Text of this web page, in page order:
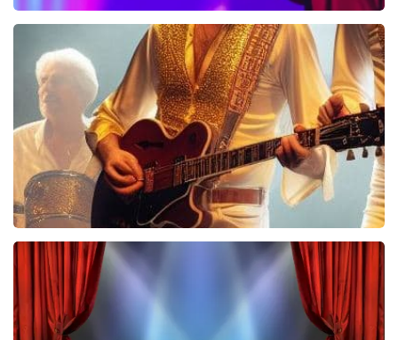
Bouke And The Elvis Matters Band
961+ reviews
BEKIJKEN
Bee Gees Forever
845+ reviews
BEKIJKEN